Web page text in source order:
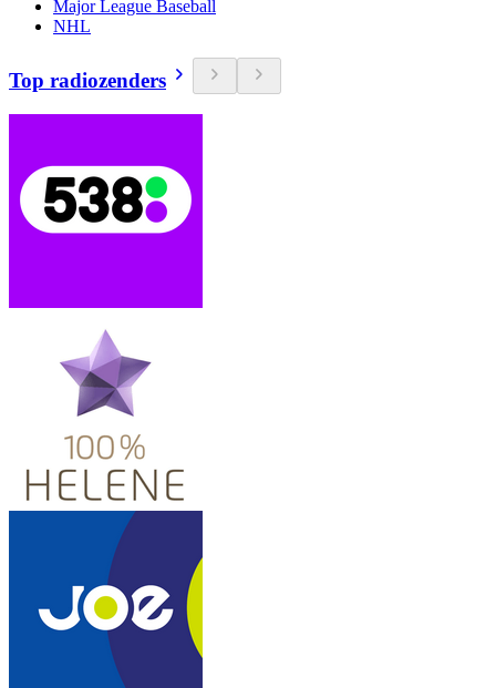
Major League Baseball
NHL
Top radiozenders